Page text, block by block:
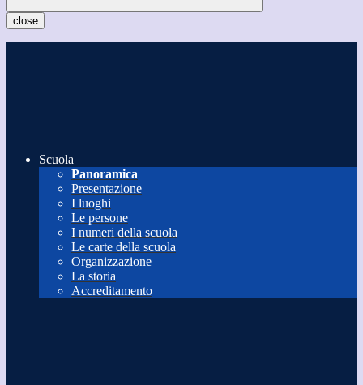
close
Scuola
Panoramica
Presentazione
I luoghi
Le persone
I numeri della scuola
Le carte della scuola
Organizzazione
La storia
Accreditamento